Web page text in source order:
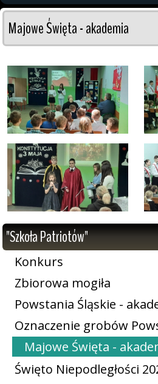
Majowe Święta - akademia
"Szkoła Patriotów"
Konkurs
Zbiorowa mogiła
Powstania Śląskie -
Oznaczenie grobów
Majowe Święta -
Święto Niepodległości